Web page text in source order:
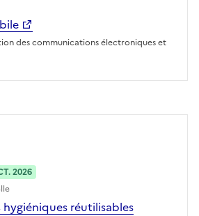
des communications électroniques et
2026
réutilisables